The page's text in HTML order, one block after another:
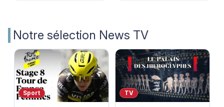
Notre sélection News TV
Sport TV